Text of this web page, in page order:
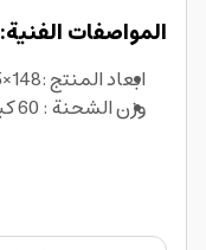
المواصفات الفنية:
ابعاد المنتج :148×55×47 سم
وزن الشحنة : 60 كيلو غرام